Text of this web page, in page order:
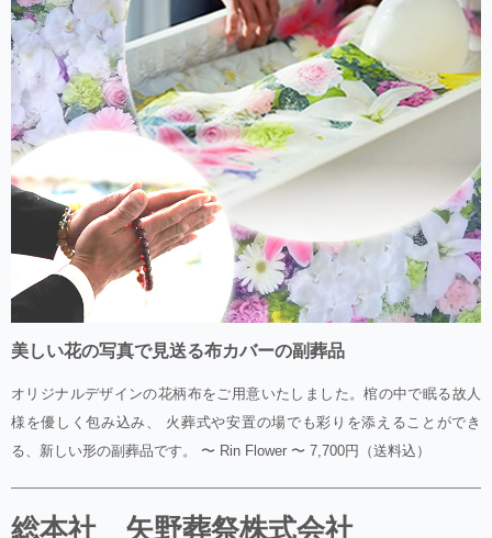
美しい花の写真で見送る布カバーの副葬品
オリジナルデザインの花柄布をご用意いたしました。棺の中で眠る故人
様を優しく包み込み、 火葬式や安置の場でも彩りを添えることができ
る、新しい形の副葬品です。 〜 Rin Flower 〜 7,700円（送料込）
総本社 矢野葬祭株式会社